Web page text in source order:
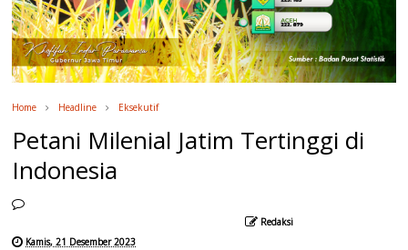
Home Headline Eksekutif
Petani Milenial Jatim Tertinggi di
Indonesia
Redaksi
Kamis, 21 Desember 2023